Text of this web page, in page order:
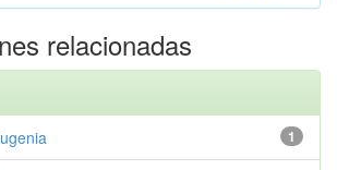
relacionadas
1